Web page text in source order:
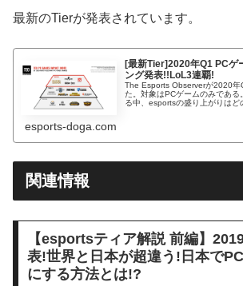
最新のTierが発表されています。
[最新Tier]2020年Q1 PCゲ
ング発表!!LoL3連覇!
The Esports Observerが2020年
た。対象はPCゲームのみである
る中、esportsの盛り上がりはど
esports-doga.com
関連情報
【esportsティア解説 前編】
表!世界と日本が超違う!日本で
にする方法とは!?